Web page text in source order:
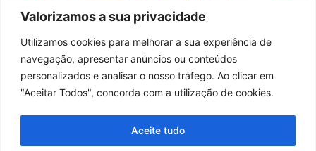
Valorizamos a sua privacidade
Utilizamos cookies para melhorar a sua experiência de
navegação, apresentar anúncios ou conteúdos
personalizados e analisar o nosso tráfego. Ao clicar em
"Aceitar Todos", concorda com a utilização de cookies.
Aceite tudo
Na Clínica Greatcare trabalhamos todos os dias para
que quando nos visite se sinta em casa, como que
em família. 😃Trabalhamos para estabelecer uma
relação de confiança com os nossos utentes, sempre
cuidados de saúde. 🩺Seja em Medicina Dentária ou
numa consulta de Especialidade Médica, os nossos